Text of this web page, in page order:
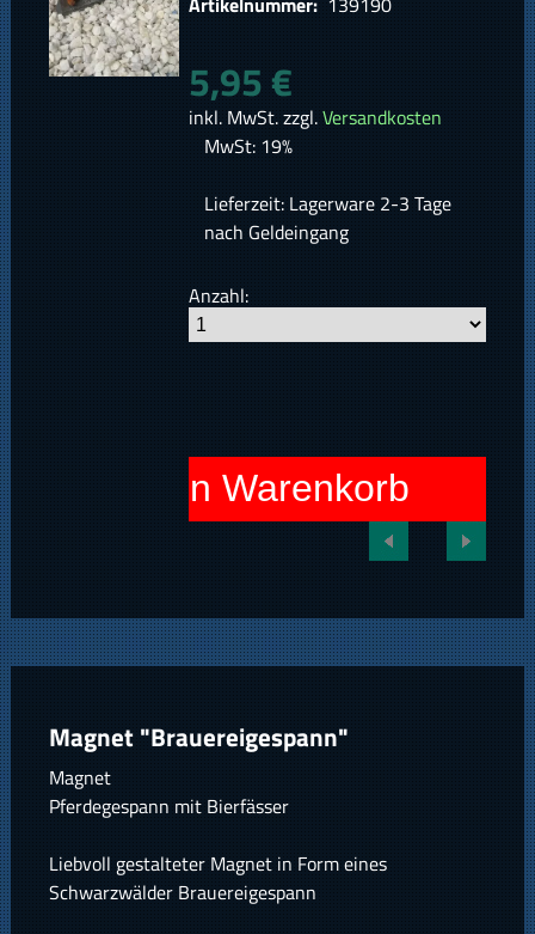
5,95 €
inkl. MwSt. zzgl.Versandkosten
MwSt: 19%
Lieferzeit: Lagerware 2-3 Tage
nach Geldeingang
Anzahl:
In den Warenkorb
Magnet "Brauereigespann"
Magnet
Pferdegespann mit Bierfässer
Liebvoll gestalteter Magnet in Form eines
Schwarzwälder Brauereigespann